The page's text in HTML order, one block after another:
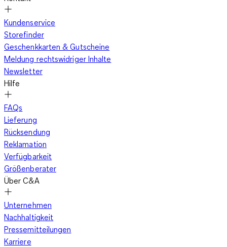
Kundenservice
Storefinder
Geschenkkarten & Gutscheine
Meldung rechtswidriger Inhalte
Newsletter
Hilfe
FAQs
Lieferung
Rücksendung
Reklamation
Verfügbarkeit
Größenberater
Über C&A
Unternehmen
Nachhaltigkeit
Pressemitteilungen
Karriere